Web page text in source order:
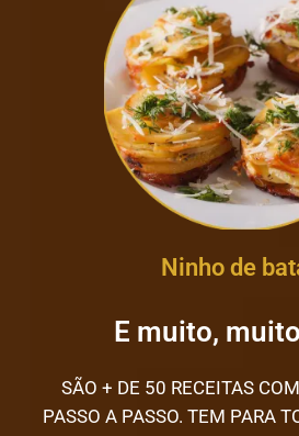
Ninho de
E muito,
SÃO + DE 50 RECEITAS
PASSO A PASSO. TEM PARA